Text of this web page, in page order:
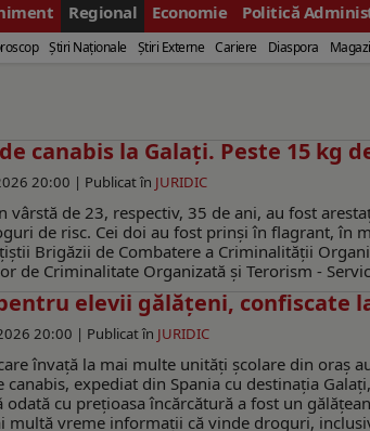
Regional Economie Politică
Ştiri Naţionale Ştiri Externe Cariere Diaspora
canabis la Galați. Peste 15 kg
20:00 | Publicat în JURIDIC
vârstă de 23, respectiv, 35 de ani, au fost
de risc. Cei doi au fost prinși în flagrant, în
Brigăzii de Combatere a Criminalității
de Criminalitate Organizată și Terorism -
elevii gălăţeni, confiscate
20:00 | Publicat în JURIDIC
învață la mai multe unități școlare din oraș
canabis, expediat din Spania cu destinația
odată cu prețioasa încărcătură a fost un
multă vreme informații că vinde droguri,